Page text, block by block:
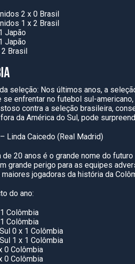
2 x 0 Brasil
1 x 2 Brasil
Japão
Japão
2 Brasil
seleção: Nos últimos anos, a
enfrentar no futebol sul-americano,
contra a seleção brasileira,
da América do Sul, pode
Linda Caicedo (Real Madrid)
de 20 anos é o grande nome do
grande perigo para as equipes
maiores jogadoras da história da
do ano:
Colômbia
Colômbia
0 x 1 Colômbia
1 x 1 Colômbia
0 Colômbia
0 Colômbia